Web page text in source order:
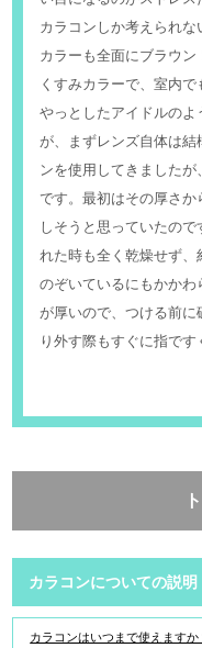
カラコンしか考えられ
カラーも全面にブラウ
くすみカラーで、室内
やっとしたアイドルの
が、まずレンズ自体は
ンを使用してきました
です。最初はその厚さ
しそうと思っていたの
れた時も全く乾燥せず
のぞいているにもかか
が厚いので、つける前
り外す際もすぐに指です
カラコンについての説明
カラコンはいつまで使えますか